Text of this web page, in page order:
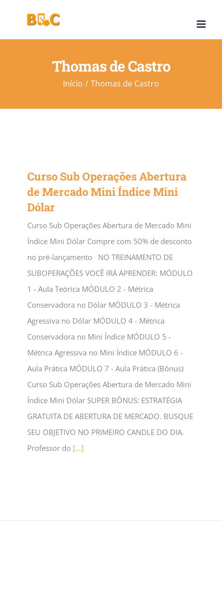
o
Thomas de Castro
Início Thomas de Castro
Curso Sub Operações Abertura
de Mercado Mini Índice Mini
Dólar
Curso Sub Operações Abertura de Mercado Mini
Índice Mini Dólar Compre com 50% de desconto
no pré-lançamento NO TREINAMENTO DE
SUBOPERAÇÕES VOCÊ IRÁ APRENDER: MÓDULO
1 - Aula Teórica MÓDULO 2 - Métrica
Conservadora no Dólar MÓDULO 3 - Métrica
Agressiva no Dólar MÓDULO 4 - Métrica
Conservadora no Mini Índice MÓDULO 5 -
Métrica Agressiva no Mini Índice MÓDULO 6 -
Aula Prática MÓDULO 7 - Aula Prática (Bônus)
Curso Sub Operações Abertura de Mercado Mini
Índice Mini Dólar SUPER BÔNUS: ESTRATÉGIA
GRATUITA DE ABERTURA DE MERCADO. BUSQUE
SEU OBJETIVO NO PRIMEIRO CANDLE DO DIA.
Professor do [...]